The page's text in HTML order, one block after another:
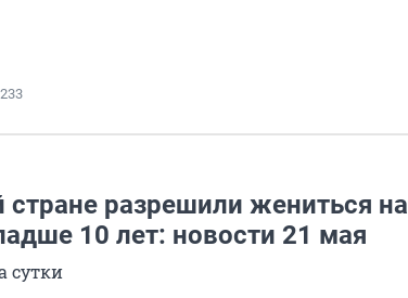
233
разрешили жениться на
10 лет: новости 21 мая
сутки